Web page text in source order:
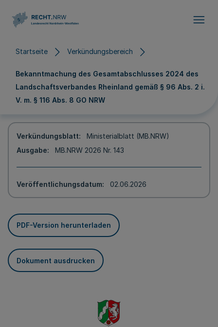
Startseite Verkündungsbereich
Bekanntmachung des Gesamtabschlusses 2024 des
Landschaftsverbandes Rheinland gemäß § 96 Abs. 2 i.
V. m. § 116 Abs. 8 GO NRW
Verkündungsblatt
Ministerialblatt (MB.NRW)
Ausgabe
MB.NRW 2026 Nr. 143
Veröffentlichungsdatum 02.06.2026
PDF-Version herunterladen
Dokument ausdrucken